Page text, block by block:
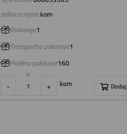
Jedinica mjere:kom
Pakiranje:1
Transportno pakiranje:1
Paletno pakiranje:160
- + kom Dodaj